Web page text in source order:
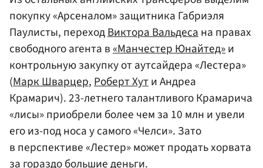
покупку «Арсеналом» защитника Габриэля
Паулисты, переходВиктора Вальдесана правах
свободного агента в«Манчестер Юнайтед»и
контрольную закупку от аутсайдера «Лестера»
(Марк Шварцер,Роберт Хути Андреа
Крамарич). 23-летнего талантливого Крамарича
«лисы» приобрели более чем за 10 млн и увели
его из-под носа у самого «Челси». Зато
в перспективе «Лестер» может продать хорвата
за гораздо большие деньги.